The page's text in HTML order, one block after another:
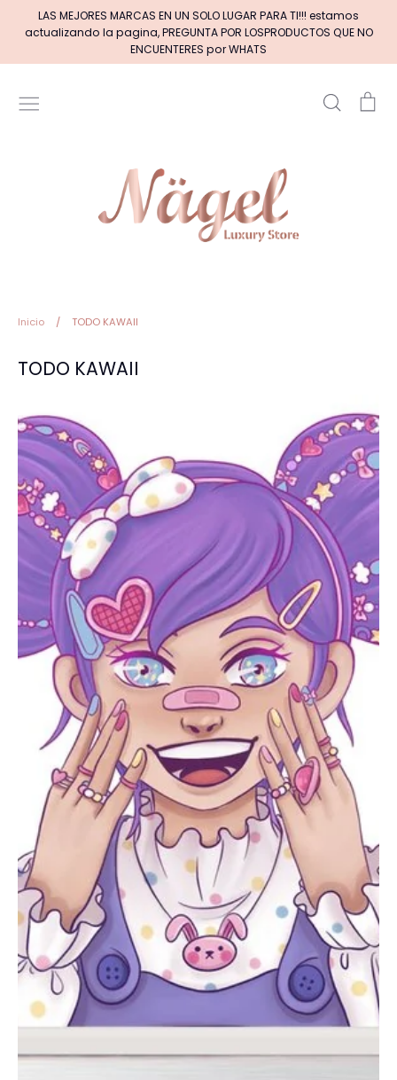
directamente
contenido
LAS MEJORES MARCAS EN UN SOLO LUGAR PARA TI!!! estamos
actualizando la pagina, PREGUNTA POR LOSPRODUCTOS QUE NO
ENCUENTERES por WHATS
Buscar
MARCAS DE ACRILICOS & GEL PINCELES (por tipos)
+BASE RUBBER+
BASICOS (primer, base, top, resinas)
*****EFECTOS EN GEL**** EFECTOS ESPEJO METALICOS
DECORACIONES (Glitter, Foil, Estoperoles...)
Stickers & Tattoos para uñas
Herramientas
Spa para Manos y Pies
Complementos para Mesa
Equipos Eléctricos (Lamparas, Extractores,
Pulidoras)
MARCAS "STAMPING" Tintas y Gel para estampar
Inicio / TODO KAWAII
TODO KAWAII